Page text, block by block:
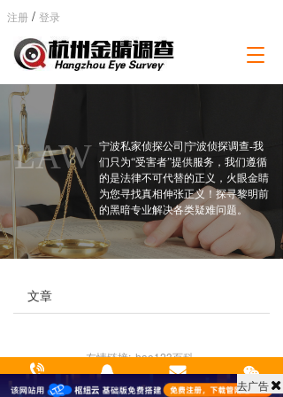
注册 / 登录
T
e
n
a
v
i
a
LAW 宁波私家侦探公司|宁波侦探调查-我
们只为“受害者”提供服务，我们遵循
的是法律不可代替的正义，火眼金睛
为您寻找真相伸张正义！探寻黎明前
的黑暗专业解决各类疑难问题。
文章
拨打热线 来电咨询 关于我们 微信zx
友情链接: hao123百科
支持
反馈 关注 数据 去广告